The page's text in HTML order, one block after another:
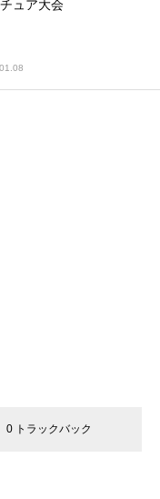
ュア大会
0 トラックバック